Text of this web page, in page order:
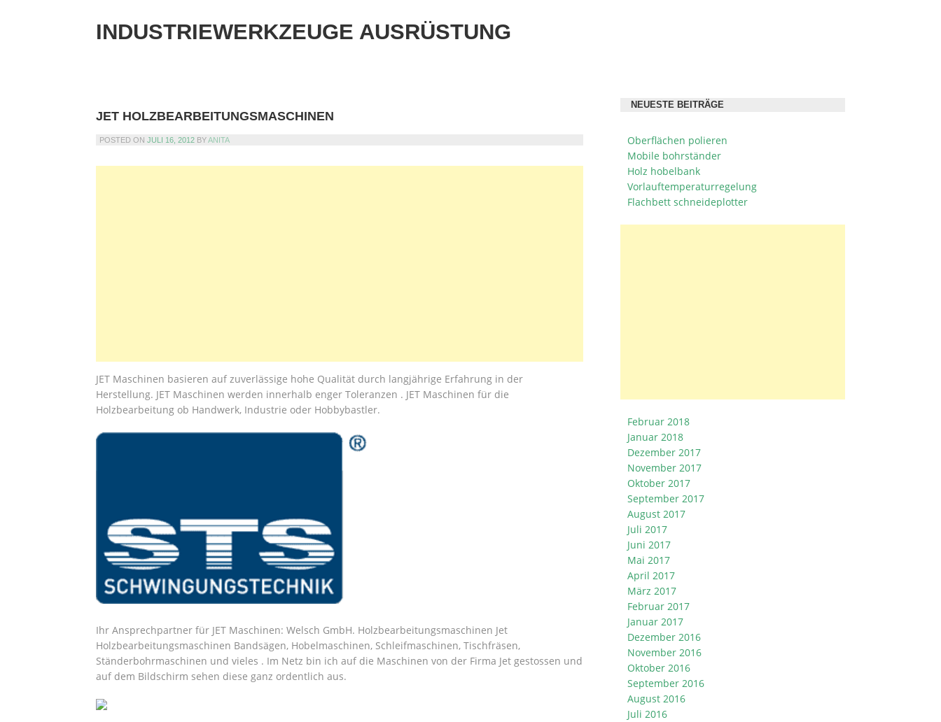
INDUSTRIEWERKZEUGE AUSRÜSTUNG
JET HOLZBEARBEITUNGSMASCHINEN
POSTED ON JULI 16, 2012 BYANITA
JET Maschinen basieren auf zuverlässige hohe Qualität durch langjährige Erfahrung in der
Herstellung. JET Maschinen werden innerhalb enger Toleranzen . JET Maschinen für die
Holzbearbeitung ob Handwerk, Industrie oder Hobbybastler.
Ihr Ansprechpartner für JET Maschinen: Welsch GmbH. Holzbearbeitungsmaschinen Jet
Holzbearbeitungsmaschinen Bandsägen, Hobelmaschinen, Schleifmaschinen, Tischfräsen,
Ständerbohrmaschinen und vieles . Im Netz bin ich auf die Maschinen von der Firma Jet gestossen und
auf dem Bildschirm sehen diese ganz ordentlich aus.
NEUESTE BEITRÄGE
Oberflächen polieren
Mobile bohrständer
Holz hobelbank
Vorlauftemperaturregelung
Flachbett schneideplotter
Februar 2018
Januar 2018
Dezember 2017
November 2017
Oktober 2017
September 2017
August 2017
Juli 2017
Juni 2017
Mai 2017
April 2017
März 2017
Februar 2017
Januar 2017
Dezember 2016
November 2016
Oktober 2016
September 2016
August 2016
Juli 2016